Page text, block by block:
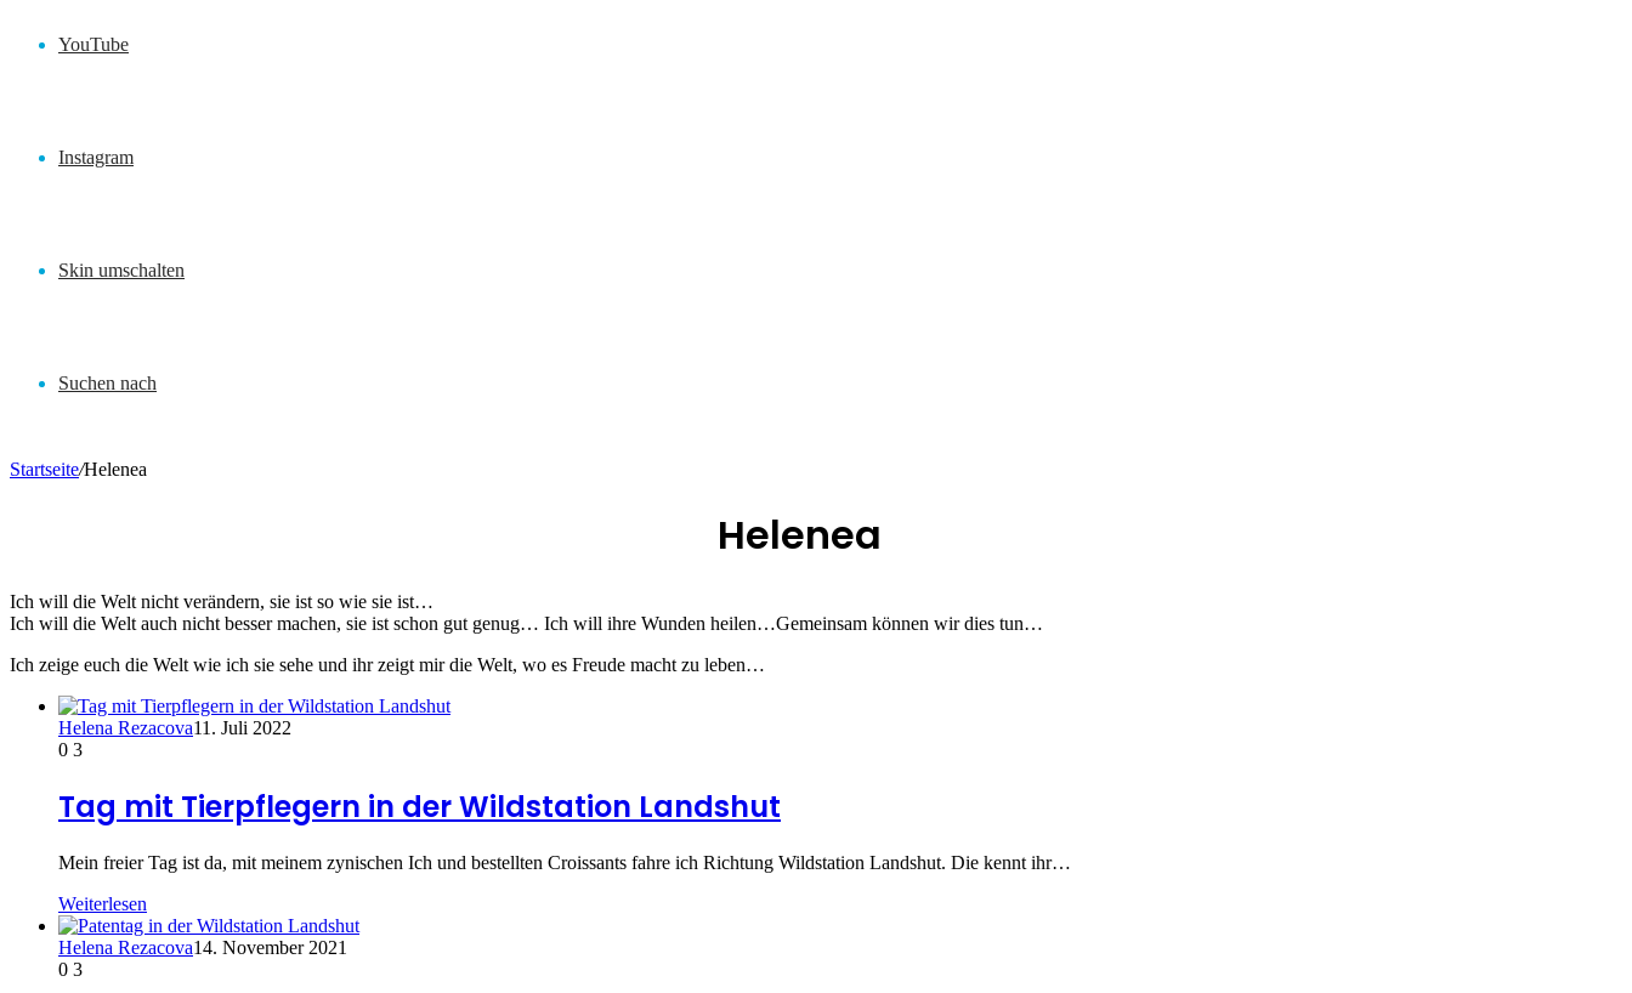
YouTube
Instagram
Skin umschalten
Suchen nach
Startseite/Helenea
Helenea
Ich will die Welt nicht verändern, sie ist so wie sie ist…
Ich will die Welt auch nicht besser machen, sie ist schon gut genug… Ich will ihre Wunden heilen…Gemeinsam können wir dies tun…
Ich zeige euch die Welt wie ich sie sehe und ihr zeigt mir die Welt, wo es Freude macht zu leben…
Helena Rezacova11. Juli 2022
0 3
Tag mit Tierpflegern in der Wildstation Landshut
Mein freier Tag ist da, mit meinem zynischen Ich und bestellten Croissants fahre ich Richtung Wildstation Landshut. Die kennt ihr…
Weiterlesen
Helena Rezacova14. November 2021
0 3